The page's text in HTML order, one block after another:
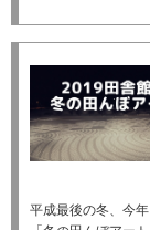
平成最後の冬、今